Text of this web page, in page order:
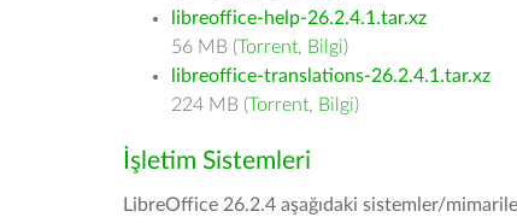
libreoffice-help-26.2.4.1.tar.xz
56 MB (Torrent, Bilgi)
libreoffice-translations-26.2.4.1.tar.xz
224 MB (Torrent, Bilgi)
İşletim Sistemleri
LibreOffice 26.2.4 aşağıdaki sistemler/